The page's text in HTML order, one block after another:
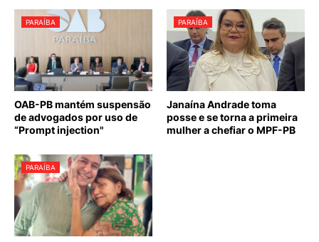
PARAÍBA
OAB-PB mantém suspensão
de advogados por uso de
“Prompt injection"
PARAÍBA
Janaína Andrade toma
posse e se torna a primeira
mulher a chefiar o MPF-PB
PARAÍBA